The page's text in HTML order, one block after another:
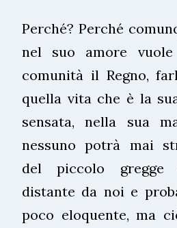
Perché? Perché
nel suo amore
comunità il Regno,
quella vita che è la
sensata, nella sua
nessuno potrà mai
del piccolo gregge
distante da noi e
poco eloquente, ma